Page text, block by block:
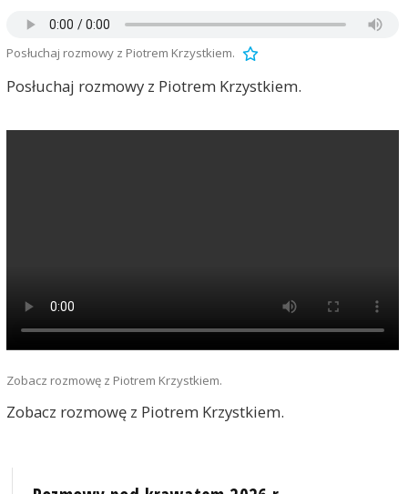
Posłuchaj rozmowy z Piotrem Krzystkiem.
Posłuchaj rozmowy z Piotrem Krzystkiem.
Zobacz rozmowę z Piotrem Krzystkiem.
Zobacz rozmowę z Piotrem Krzystkiem.